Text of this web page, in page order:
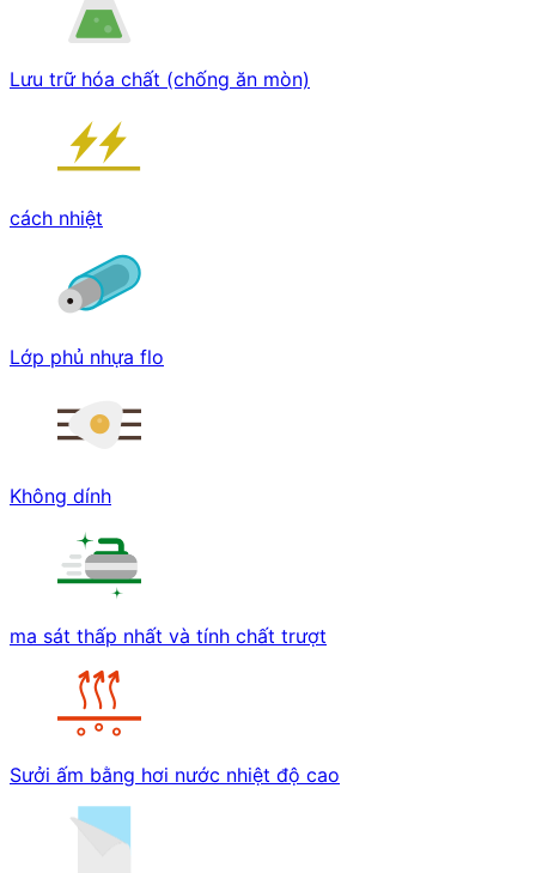
Lưu trữ hóa chất (chống ăn mòn)
cách nhiệt
Lớp phủ nhựa flo
Không dính
ma sát thấp nhất và tính chất trượt
Sưởi ấm bằng hơi nước nhiệt độ cao